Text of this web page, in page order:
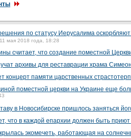
по статусу Иерусалима
11 мая 2018 года, 18:28
считает, что создание поместной
архивы для реставрации храма
концерт памяти царственных
поместной церкви на Украине еще
в Новосибирске пришлось заняться
что в каждой епархии должен быть
экомечеть, работающая на